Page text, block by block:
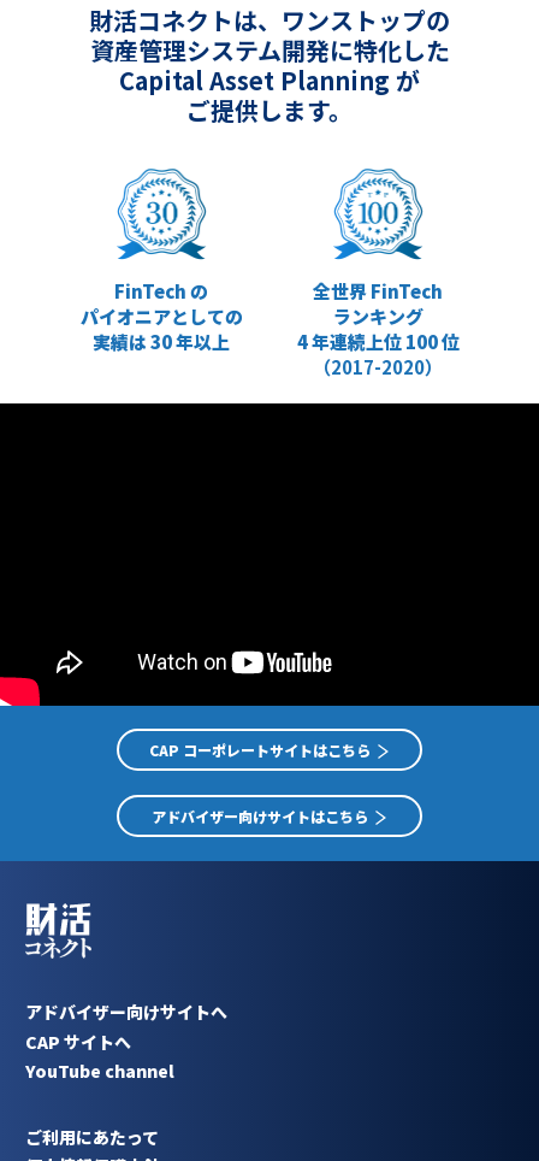
財活コネクトは、ワンストップの
資産管理システム開発に特化した
Capital Asset Planning が
ご提供します。
FinTech の
パイオニアとしての
実績は 30 年以上
全世界 FinTech
ランキング
4 年連続上位 100 位
（2017-2020）
CAP コーポレートサイトはこちら
アドバイザー向けサイトはこちら
アドバイザー向けサイトへ
CAP サイトへ
YouTube channel
ご利用にあたって